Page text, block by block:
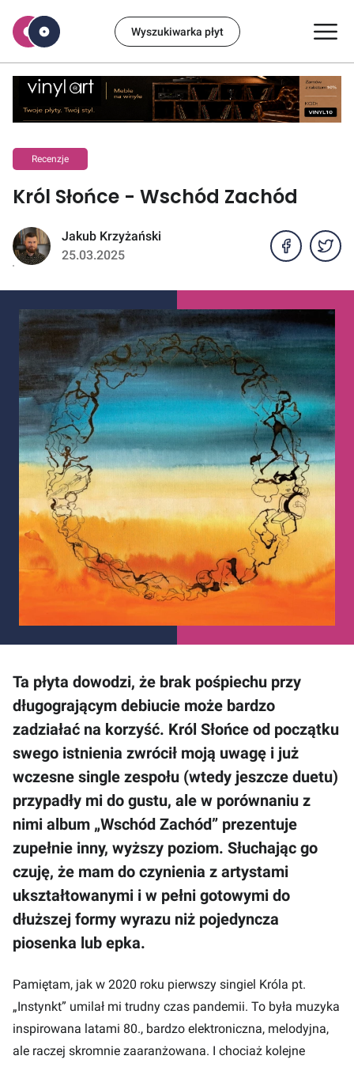
Wyszukiwarka płyt
Recenzje
Król Słońce - Wschód Zachód
Jakub Krzyżański
25.03.2025
Ta płyta dowodzi, że brak pośpiechu przy
długogrającym debiucie może bardzo
zadziałać na korzyść. Król Słońce od początku
swego istnienia zwrócił moją uwagę i już
wczesne single zespołu (wtedy jeszcze duetu)
przypadły mi do gustu, ale w porównaniu z
nimi album „Wschód Zachód” prezentuje
zupełnie inny, wyższy poziom. Słuchając go
czuję, że mam do czynienia z artystami
ukształtowanymi i w pełni gotowymi do
dłuższej formy wyrazu niż pojedyncza
piosenka lub epka.
Pamiętam, jak w 2020 roku pierwszy singiel Króla pt.
„Instynkt” umilał mi trudny czas pandemii. To była muzyka
inspirowana latami 80., bardzo elektroniczna, melodyjna,
ale raczej skromnie zaaranżowana. I chociaż kolejne